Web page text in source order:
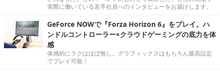
実際に働いている若手社員へのインタビューをお届けします。
GeForce NOWで『Forza Horizon 6』をプレイ。ハ
ンドルコントローラー×クラウドゲーミングの底力を体
感
体感的にラグはほぼ無し。グラフィックスはもちろん最高設定
でプレイ可能！